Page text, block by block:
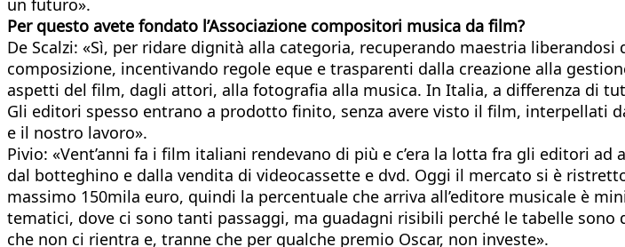
un futuro».
Per questo avete fondato l’Associazione compositori musica da film?
De Scalzi: «Sì, per ridare dignità alla categoria, recuperando maestria
composizione, incentivando regole eque e trasparenti dalla creazione alla
aspetti del film, dagli attori, alla fotografia alla musica. In Italia, a differenza di
Gli editori spesso entrano a prodotto finito, senza avere visto il film, interpellati
e il nostro lavoro».
Pivio: «Vent’anni fa i film italiani rendevano di più e c’era la lotta fra gli editori
dal botteghino e dalla vendita di videocassette e dvd. Oggi il mercato si è
massimo 150mila euro, quindi la percentuale che arriva all’editore musicale è
tematici, dove ci sono tanti passaggi, ma guadagni risibili perché le tabelle
che non ci rientra e, tranne che per qualche premio Oscar, non investe».